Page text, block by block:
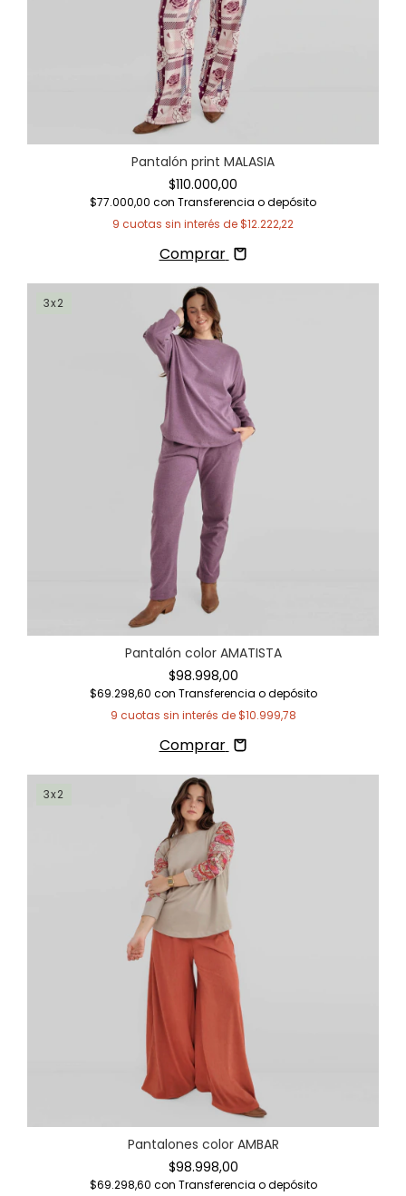
Pantalón print MALASIA
$110.000,00
$77.000,00 con Transferencia o depósito
9 cuotas sin interés de$12.222,22
Comprar
3x2
Pantalón color AMATISTA
$98.998,00
$69.298,60 con Transferencia o depósito
9 cuotas sin interés de$10.999,78
Comprar
3x2
Pantalones color AMBAR
$98.998,00
$69.298,60 con Transferencia o depósito